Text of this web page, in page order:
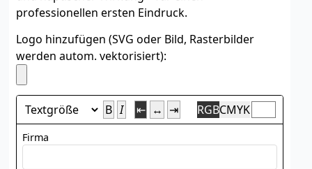
professionellen ersten Eindruck.
Logo hinzufügen (SVG oder Bild, Rasterbilder
werden autom. vektorisiert):
B I ⇤ ↔ ⇥ RGBCMYK
Firma